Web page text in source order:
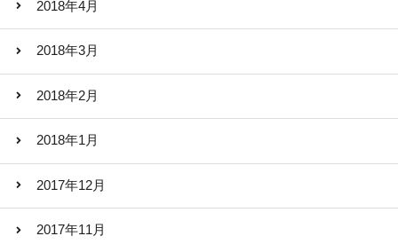
2018年4月
2018年3月
2018年2月
2018年1月
2017年12月
2017年11月